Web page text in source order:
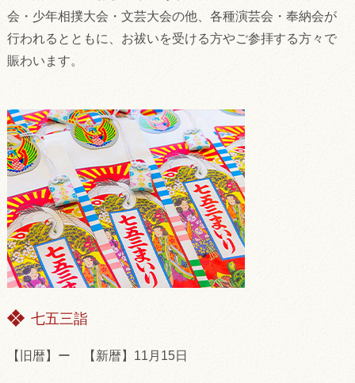
会・少年相撲大会・文芸大会の他、各種演芸会・奉納会が
行われるとともに、お祓いを受ける方やご参拝する方々で
賑わいます。
七五三詣
【旧暦】ー 【新暦】11月15日